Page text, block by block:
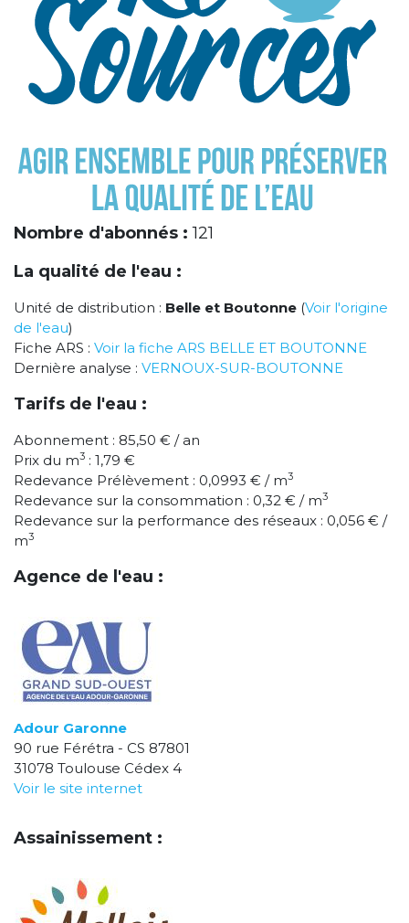
Nombre d'abonnés :121
La qualité de l'eau :
Unité de distribution : Belle et Boutonne (Voir l'origine
de l'eau)
Fiche ARS : Voir la fiche ARS BELLE ET BOUTONNE
Dernière analyse : VERNOUX-SUR-BOUTONNE
Tarifs de l'eau :
Abonnement : 85,50 € / an
Prix du m3 : 1,79 €
Redevance Prélèvement : 0,0993 € / m3
Redevance sur la consommation : 0,32 € / m3
Redevance sur la performance des réseaux : 0,056 € /
m3
Agence de l'eau :
Adour Garonne
90 rue Férétra - CS 87801
31078 Toulouse Cédex 4
Voir le site internet
Assainissement :